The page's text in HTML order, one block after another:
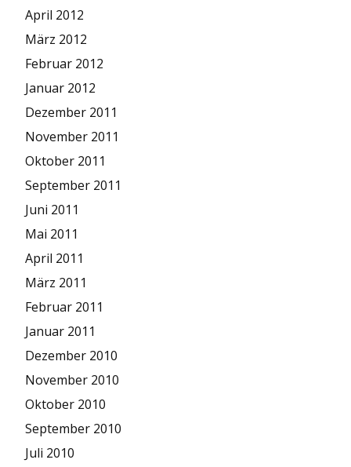
April 2012
März 2012
Februar 2012
Januar 2012
Dezember 2011
November 2011
Oktober 2011
September 2011
Juni 2011
Mai 2011
April 2011
März 2011
Februar 2011
Januar 2011
Dezember 2010
November 2010
Oktober 2010
September 2010
Juli 2010